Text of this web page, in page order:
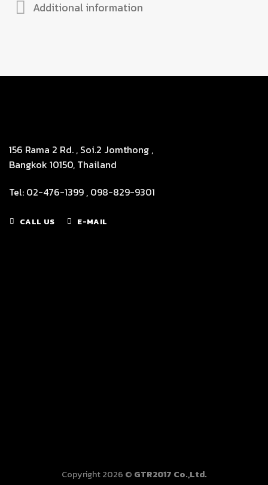
Additional information
156 Rama 2 Rd. , Soi.2 Jomthong ,
Bangkok 10150, Thailand
Tel: 02-476-1399 , 098-829-9301
CALL US E-MAIL
Copyright 2026 © GTR2017 Co.,Ltd.